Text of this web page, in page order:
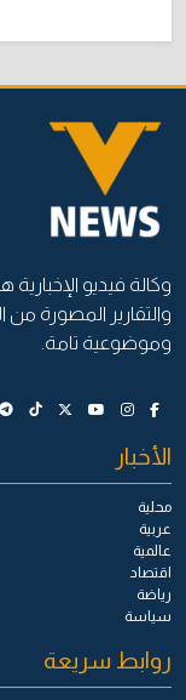
وكالة فيديو
والتقارير المصورة من
وموضوعية تامة.
الأخبار
محلية
عربية
عالمية
اقتصاد
رياضة
سياسة
روابط سريعة